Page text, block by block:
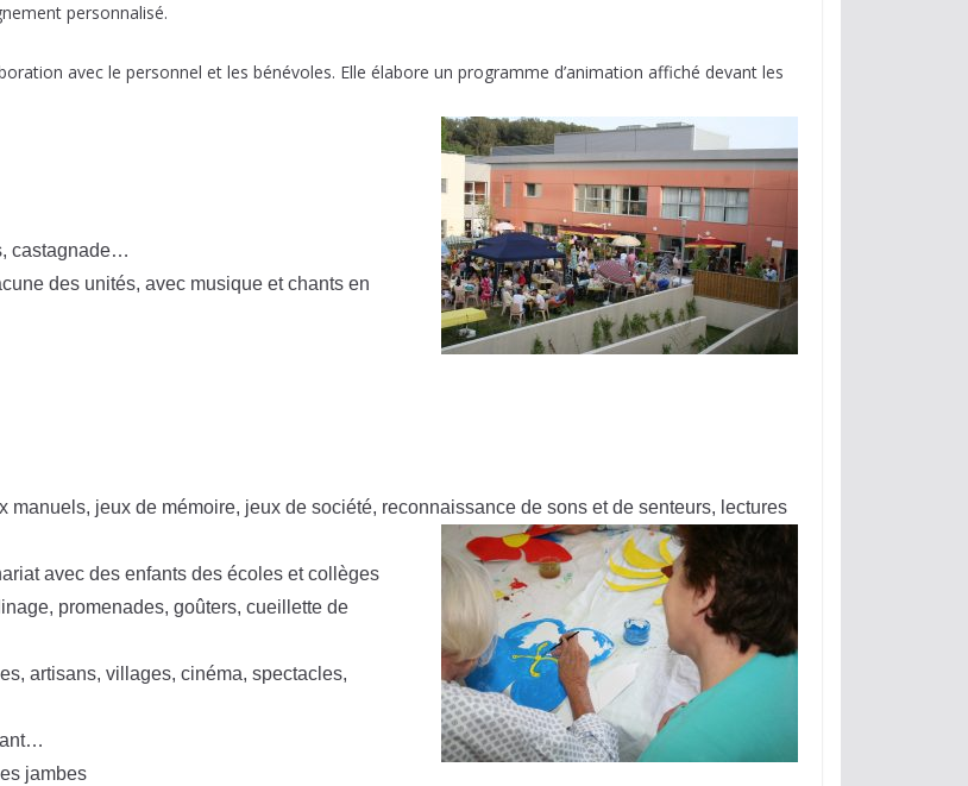
personnalisé.
avec le personnel et les bénévoles. Elle élabore un programme d’animation affiché devant les
castagnade…
des unités, avec musique et chants en
manuels, jeux de mémoire, jeux de société, reconnaissance de sons et de senteurs, lectures
avec des enfants des écoles et collèges
promenades, goûters, cueillette de
artisans, villages, cinéma, spectacles,
jambes